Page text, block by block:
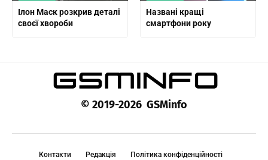
Ілон Маск розкрив деталі
своєї хвороби
Названі кращі
смартфони року
© 2019-2026 GSMinfo
Контакти Редакція Політика конфіденційності